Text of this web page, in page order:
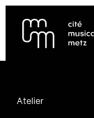
Se rendre au
Contenu
Atelier